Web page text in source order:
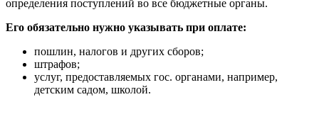
определения поступлений во все бюджетные органы.
Его обязательно нужно указывать при оплате:
пошлин, налогов и других сборов;
штрафов;
услуг, предоставляемых гос. органами, например,
детским садом, школой.